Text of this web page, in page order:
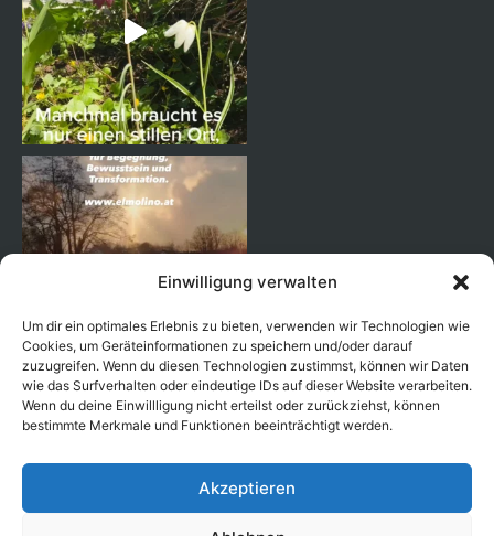
Einwilligung verwalten
Um dir ein optimales Erlebnis zu bieten, verwenden wir Technologien wie
Cookies, um Geräteinformationen zu speichern und/oder darauf
zuzugreifen. Wenn du diesen Technologien zustimmst, können wir Daten
wie das Surfverhalten oder eindeutige IDs auf dieser Website verarbeiten.
Wenn du deine Einwillligung nicht erteilst oder zurückziehst, können
bestimmte Merkmale und Funktionen beeinträchtigt werden.
Akzeptieren
Auf Instagram folgen